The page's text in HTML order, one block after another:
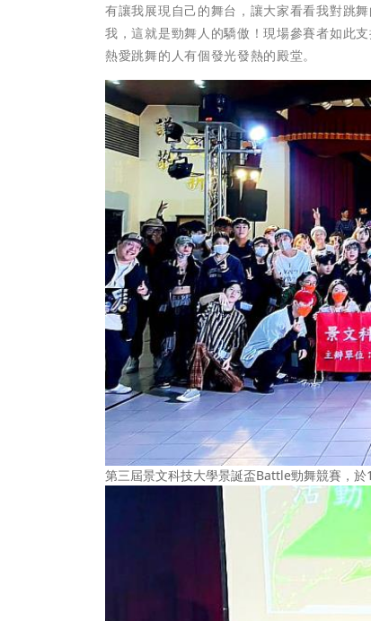
有讓我展現自己的舞台，讓大家看看我對跳
我，這就是勁舞人的驕傲！現場參賽者如此
熱愛跳舞的人有個發光發熱的殿堂。
第三屆景文科技大學景誕盃Battle勁舞競賽，於